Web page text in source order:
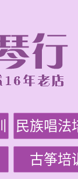
民族唱法
古筝培